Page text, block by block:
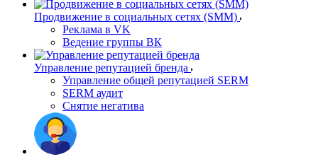
Продвижение в социальных сетях (SMM)
Реклама в VK
Ведение группы ВК
Управление репутацией бренда
Управление общей репутацией SERM
SERM аудит
Снятие негатива